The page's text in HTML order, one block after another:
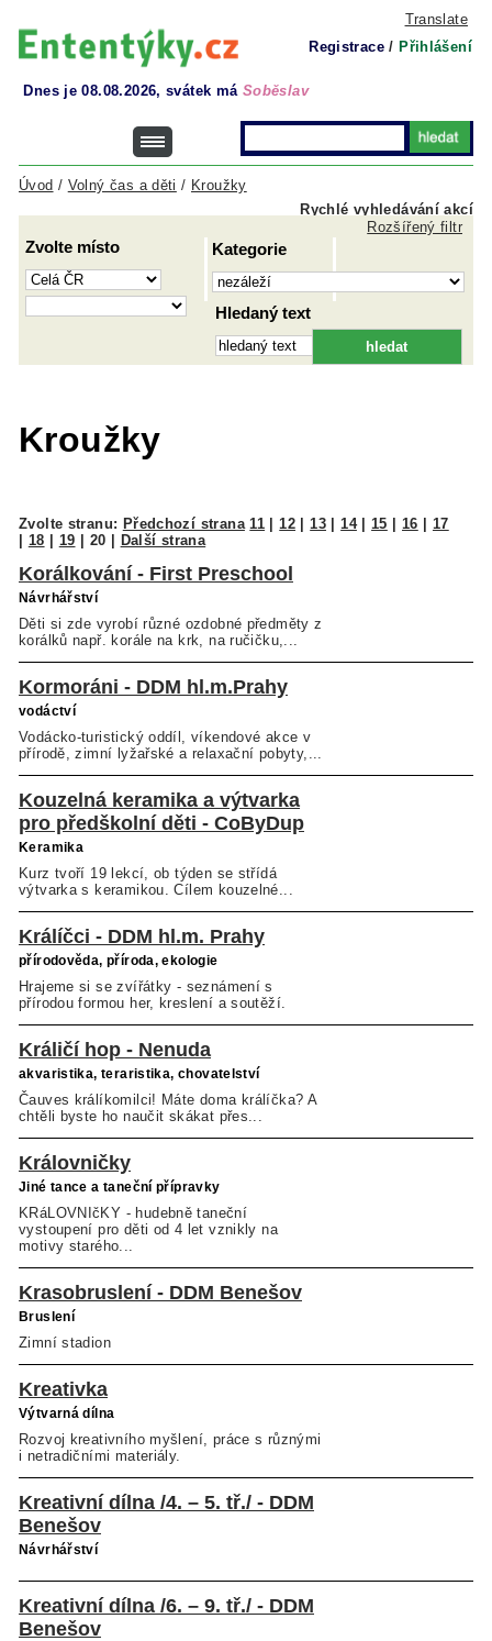
Translate
Registrace / Přihlášení
Dnes je 08.08.2026, svátek má Soběslav
Rychlé vyhledávání akcí
Úvod / Volný čas a děti / Kroužky
Zvolte místo Kategorie
Rozšířený filtr
Hledaný text
Kroužky
Zvolte stranu: Předchozí strana 11 |12 |13|14|15 16
17
18 19 20 Další strana
Korálkování - First Preschool
Návrhářství
Děti si zde vyrobí různé ozdobné předměty z
korálků např. korále na krk, na ručičku,...
Kormoráni - DDM hl.m.Prahy
vodáctví
Vodácko-turistický oddíl, víkendové akce v
přírodě, zimní lyžařské a relaxační pobyty,...
Kouzelná keramika a výtvarka
pro předškolní děti - CoByDup
Keramika
Kurz tvoří 19 lekcí, ob týden se střídá
výtvarka s keramikou. Cílem kouzelné...
Králíčci - DDM hl.m. Prahy
přírodověda, příroda, ekologie
Hrajeme si se zvířátky - seznámení s
přírodou formou her, kreslení a soutěží.
Králičí hop - Nenuda
akvaristika, teraristika, chovatelství
Čauves králíkomilci! Máte doma králíčka? A
chtěli byste ho naučit skákat přes...
Královničky
Jiné tance a taneční přípravky
KRáLOVNIčKY - hudebně taneční
vystoupení pro děti od 4 let vznikly na
motivy starého...
Krasobruslení - DDM Benešov
Bruslení
Zimní stadion
Kreativka
Výtvarná dílna
Rozvoj kreativního myšlení, práce s různými
i netradičními materiály.
Kreativní dílna /4. – 5. tř./ - DDM
Benešov
Návrhářství
Kreativní dílna /6. – 9. tř./ - DDM
Benešov